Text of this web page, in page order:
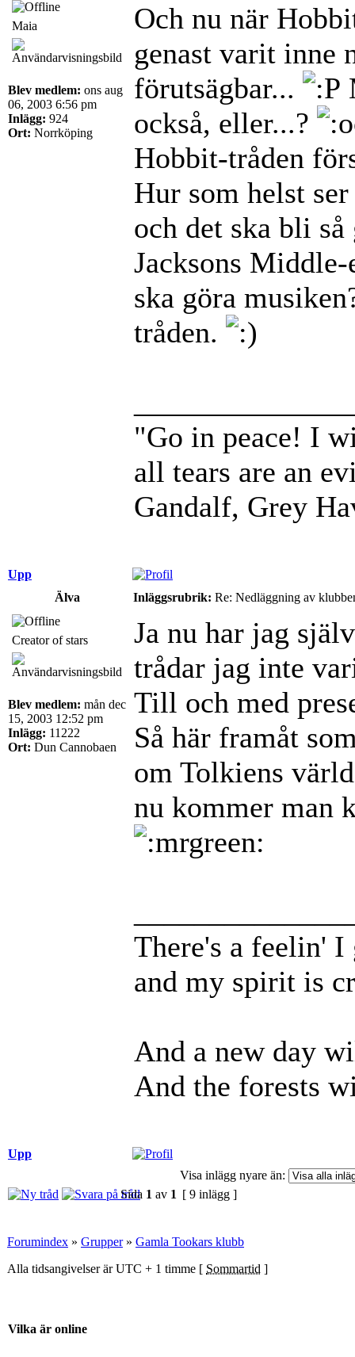
Maia
Blev medlem: ons aug
06, 2003 6:56 pm
Inlägg: 924
Ort: Norrköping
Och nu när
genast varit inne
förutsägbar...
också, eller...?
Hobbit-tråden
Hur som helst
och det ska bli
Jacksons
ska göra
tråden.
"Go in peace! I
all tears are an
Gandalf, Grey
Upp
Älva
Inläggsrubrik: Re: Nedläggning av
Creator of stars
Blev medlem: mån dec
15, 2003 12:52 pm
Inlägg: 11222
Ort: Dun Cannobaen
Ja nu har jag
trådar jag inte
Till och med
Så här framåt
om Tolkiens
nu kommer man
There's a feelin'
and my spirit is
And a new day
And the forests
Upp
Visa inlägg nyare än:
Sida 1 av 1 [ 9 inlägg ]
Forumindex » Grupper» Gamla Tookars klubb
Alla tidsangivelser är UTC + 1 timme [ Sommartid ]
Vilka är online